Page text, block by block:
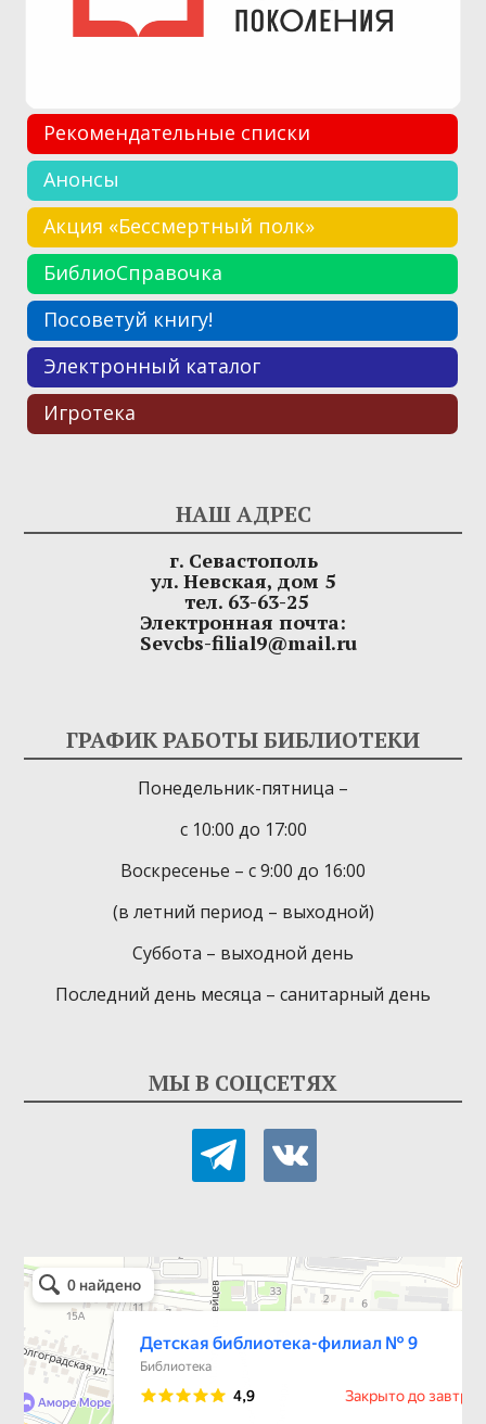
Рекомендательные списки
Анонсы
Акция «Бессмертный полк»
БиблиоСправочка
Посоветуй книгу!
Электронный каталог
Игротека
НАШ АДРЕС
г. Севастополь
ул. Невская, дом 5
тел. 63-63-25
Электронная почта:
Sevcbs-filial9@mail.ru
ГРАФИК РАБОТЫ БИБЛИОТЕКИ
Понедельник-пятница –
с 10:00 до 17:00
Воскресенье – с 9:00 до 16:00
(в летний период – выходной)
Суббота – выходной день
Последний день месяца – санитарный день
МЫ В СОЦСЕТЯХ
telegram vkontakte
Детская библиотека-филиал № 9
Библиотека в Севастополе